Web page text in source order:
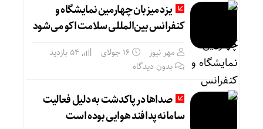
یزد میزبان چهارمین نمایشگاه و
کنفرانس بین‌المللی سلامت اکو می‌شود
مهر نیوز 16 جولای
بدون دیدگاه
صداها در پاکدشت به دلیل فعالیت
سامانه پدافند هوایی بوده است